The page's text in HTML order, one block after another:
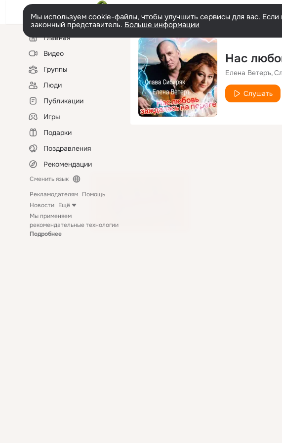
Мы используем cookie-файлы, чтобы улучшить сервисы для вас.
законный представитель. Больше информации
Левая
колонкаГлавная
Видео
Группы
Люди
Публикации
Игры
Подарки
Поздравления
Рекомендации
Сменить язык
Рекламодателям Помощь
Новости Ещё
Мы применяем
рекомендательные технологии
Подробнее
Нас
Елена Ветеръ
Слушать